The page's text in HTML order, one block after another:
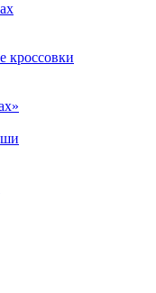
кроссовки